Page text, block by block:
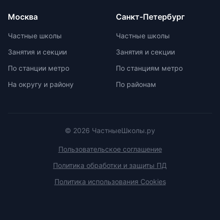
регулируя нагрузку в зависимости
от возрастных задач и
учеников. Отсутствие страха перед
оценками и акцент на качественной
свои навыки и интересы.
Москва
Частные школы
Занятия и секции
По станции метро
На округу и району
Санкт-Петербург
Частные школы
Занятия и секции
По станциям метро
По районам
© 2026 ЧастныеШколы.ру
Пользовательское соглашение
Политика обработки и защиты ПД
Политика использования Cookies